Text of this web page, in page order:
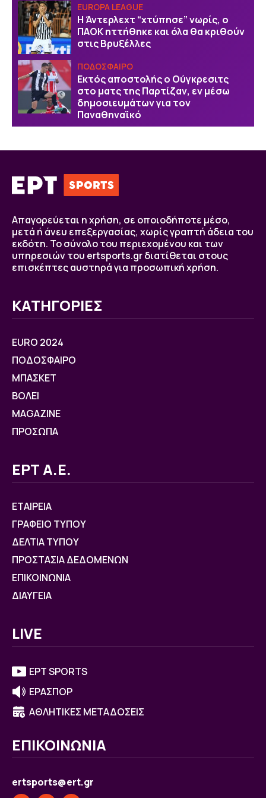
EUROPA LEAGUE
Η Άντερλεχτ “χτύπησε” νωρίς, ο
ΠΑΟΚ ηττήθηκε και όλα θα κριθούν
στις Βρυξέλλες
ΠΟΔΟΣΦΑΙΡΟ
Εκτός αποστολής ο Ούγκρεσιτς
στο ματς της Παρτίζαν, εν μέσω
δημοσιευμάτων για τον
Παναθηναϊκό
Απαγορεύεται η χρήση, σε οποιοδήποτε μέσο,
μετά ή άνευ επεξεργασίας, χωρίς γραπτή άδεια του
εκδότη. Το σύνολο του περιεχομένου και των
υπηρεσιών του ertsports.gr διατίθεται στους
επισκέπτες αυστηρά για προσωπική χρήση.
ΚΑΤΗΓΟΡΙΕΣ
EURO 2024
ΠΟΔΟΣΦΑΙΡΟ
ΜΠΑΣΚΕΤ
ΒOΛΕΙ
MAGAZINE
ΠΡΟΣΩΠΑ
ΕΡΤ Α.Ε.
ΕΤΑΙΡΕΙΑ
ΓΡΑΦΕΙΟ ΤΥΠΟΥ
ΔΕΛΤΙΑ ΤΥΠΟΥ
ΠΡΟΣΤΑΣΙΑ ΔΕΔΟΜΕΝΩΝ
ΕΠΙΚΟΙΝΩΝΙΑ
ΔΙΑΥΓΕΙΑ
LIVE
ΕΡΤ SPORTS
ΕΡΑΣΠΟΡ
ΑΘΛΗΤΙΚΕΣ ΜΕΤΑΔΟΣΕΙΣ
ΕΠΙΚΟΙΝΩΝΙΑ
ertsports@ert.gr